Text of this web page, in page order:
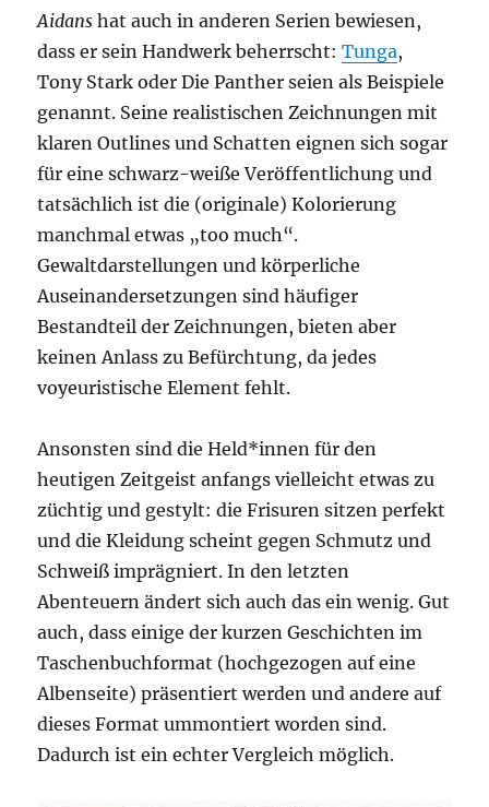
Aidans hat auch in anderen Serien bewiesen,
dass er sein Handwerk beherrscht:Tunga,
Tony Stark oder Die Panther seien als Beispiele
genannt. Seine realistischen Zeichnungen mit
klaren Outlines und Schatten eignen sich sogar
für eine schwarz-weiße Veröffentlichung und
tatsächlich ist die (originale) Kolorierung
manchmal etwas „too much“.
Gewaltdarstellungen und körperliche
Auseinandersetzungen sind häufiger
Bestandteil der Zeichnungen, bieten aber
keinen Anlass zu Befürchtung, da jedes
voyeuristische Element fehlt.
Ansonsten sind die Held*innen für den
heutigen Zeitgeist anfangs vielleicht etwas zu
züchtig und gestylt: die Frisuren sitzen perfekt
und die Kleidung scheint gegen Schmutz und
Schweiß imprägniert. In den letzten
Abenteuern ändert sich auch das ein wenig. Gut
auch, dass einige der kurzen Geschichten im
Taschenbuchformat (hochgezogen auf eine
Albenseite) präsentiert werden und andere auf
dieses Format ummontiert worden sind.
Dadurch ist ein echter Vergleich möglich.